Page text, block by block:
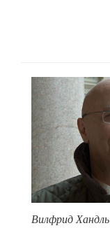
Вилфрид Хандль